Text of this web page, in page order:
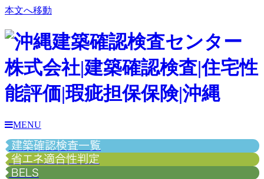
本文へ移動
MENU
建築確認検査一覧
省エネ適合性判定
BELS